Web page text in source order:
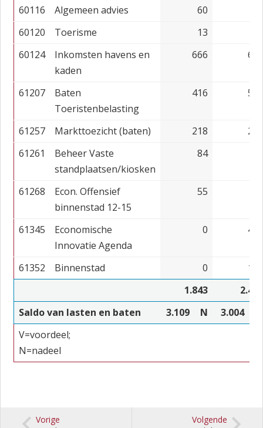
60116
Algemeen advies 60
60120
Toerisme 13
60124
Inkomsten havens en
kaden
666
61207
Baten
Toeristenbelasting
416
61257 Markttoezicht (baten) 218
61261
Beheer Vaste
standplaatsen/kiosken
84
61268
Econ. Offensief
binnenstad 12-15
55
61345
Economische
Innovatie Agenda
0
61352 Binnenstad 0
1.843
Saldo van lasten en baten
3.109 N 3.004
V=voordeel;
N=nadeel
Vorige Volgende